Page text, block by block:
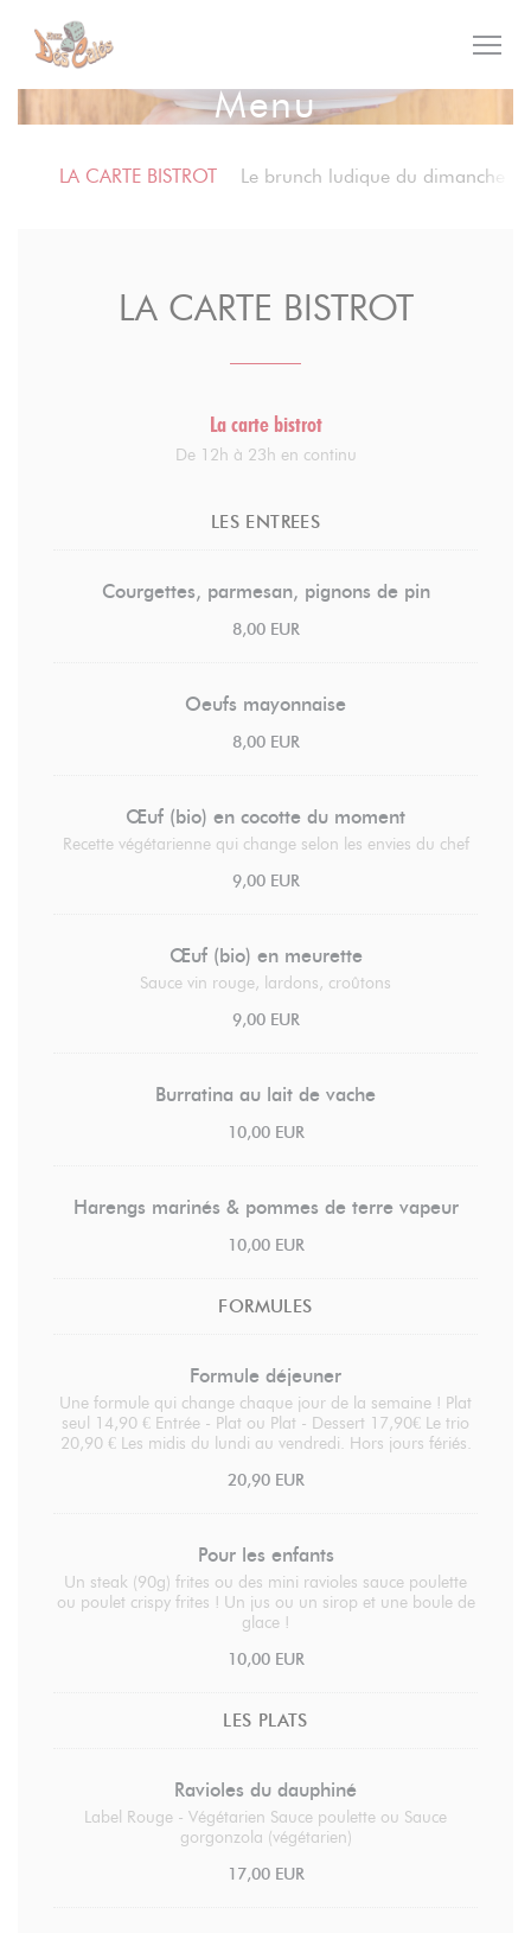
Panel pro správu cookies
Menu
LA CARTE BISTROT Le brunch ludique du dimanche
LA CARTE BISTROT
La carte bistrot
De 12h à 23h en continu
LES ENTREES
Courgettes, parmesan, pignons de pin
8,00 EUR
Oeufs mayonnaise
8,00 EUR
Œuf (bio) en cocotte du moment
Recette végétarienne qui change selon les envies du chef
9,00 EUR
Œuf (bio) en meurette
Sauce vin rouge, lardons, croûtons
9,00 EUR
Burratina au lait de vache
10,00 EUR
Harengs marinés & pommes de terre vapeur
10,00 EUR
FORMULES
Formule déjeuner
Une formule qui change chaque jour de la semaine ! Plat
seul 14,90 € Entrée - Plat ou Plat - Dessert 17,90€ Le trio
20,90 € Les midis du lundi au vendredi. Hors jours fériés.
20,90 EUR
Pour les enfants
Un steak (90g) frites ou des mini ravioles sauce poulette
ou poulet crispy frites ! Un jus ou un sirop et une boule de
glace !
10,00 EUR
LES PLATS
Ravioles du dauphiné
Label Rouge - Végétarien Sauce poulette ou Sauce
gorgonzola (végétarien)
17,00 EUR